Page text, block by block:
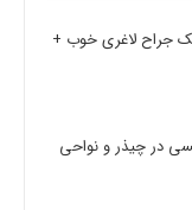
(9 ویژگی یک جراح لاغری خوب +
در چیذر و نواحی